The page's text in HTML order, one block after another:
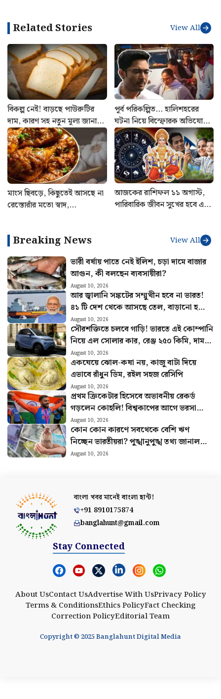
Related Stories View All
বিকল্প নেই! বাড়ছে পাউরুটির
দাম, কারণ সহ নতুন মূল্য জানাল
বেকারি সংগঠন
পূর্ব পরিকল্পিত… হালিশহরের
ঘটনা নিয়ে বিস্ফোরক অভিযোগ
আনলেন অভিষেক বন্দ্যোপাধ্যায়
মাংস ছিবড়ে, কিছুতেই আসছে না
রেস্তোরাঁর মতো স্বাদ,
আজকের রাশিফল ১১ অগাস্ট,
পারিবারিক জীবন সুখের হবে এই
Breaking News View All
ভারী বর্ষায় পাতে নেই ইলিশ, চড়া দামে বাজার
আগুন, কী বলছেন ব্যবসায়ীরা?
August 10, 2026
আর জ্বালানি সঙ্কটের সম্মুখীন হবে না ভারত!
৪১ টি দেশ থেকে আসছে তেল, বাড়ানো হচ্ছে
ভাণ্ডার
August 10, 2026
সৌরশক্তিতে চলবে গাড়ি! ভারতে এই কোম্পানি
নিয়ে এল সোলার কার, রেঞ্জ ২৫০ কিমি, দাম
কত?
August 10, 2026
একঘেয়ে ঝোল-কষা নয়, কাজু বাটা দিয়ে
এভাবে রাঁধুন ডিম, রইল সহজ রেসিপি
August 10, 2026
প্রথম ক্রিকেটার হিসেবে অভাবনীয় রেকর্ড
গড়লেন কোহলি! বিশ্বকাপের আগে ভরসা
দিচ্ছেন ভারতীয় দলকে
August 10, 2026
কোন কোন কারণে সবথেকে বেশি ঋণ
নিচ্ছেন ভারতীয়রা? পুঙ্খানুপুঙ্খ তথ্য জানাল
সরকার
August 10, 2026
বাংলা খবর মানেইবাংলা হান্ট!
+91 8910175874
banglahunt@gmail.com
Stay Connected
About UsContact UsAdvertise With UsPrivacy Policy
Terms & ConditionsEthics PolicyFact Checking
Correction PolicyEditorial Team
Copyright © 2025 Banglahunt Digital Media